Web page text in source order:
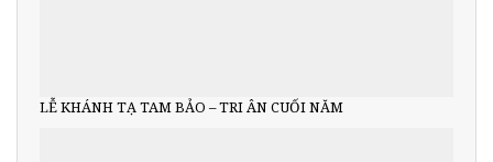
LỄ KHÁNH TẠ TAM BẢO – TRI ÂN CUỐI NĂM